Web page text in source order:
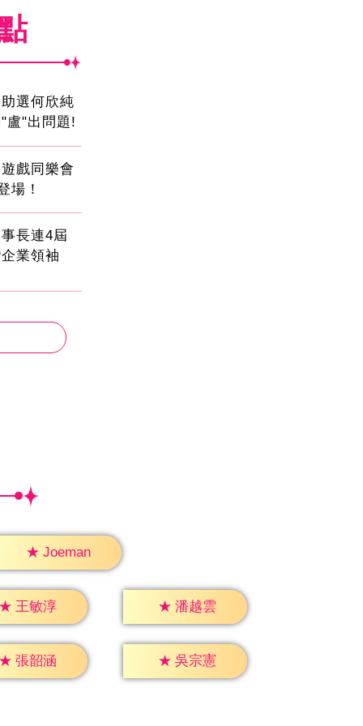
選何欣純
盧"出問題!
戲同樂會
場！
長連4屆
業領袖
★ Joeman
王敏淳 ★ 潘越雲
張韶涵 ★ 吳宗憲